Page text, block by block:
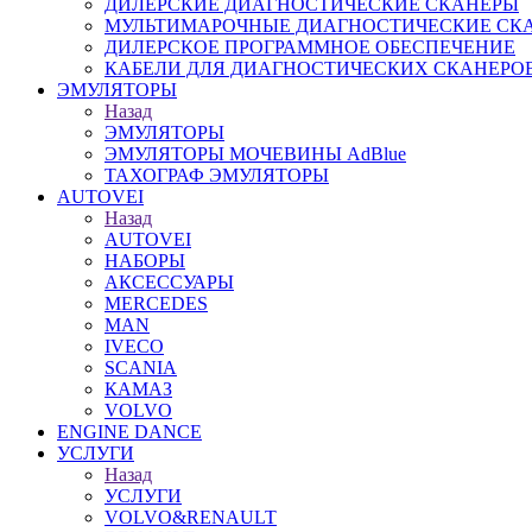
ДИЛЕРСКИЕ ДИАГНОСТИЧЕСКИЕ СКАНЕРЫ
МУЛЬТИМАРОЧНЫЕ ДИАГНОСТИЧЕСКИЕ
ДИЛЕРСКОЕ ПРОГРАММНОЕ ОБЕСПЕЧЕНИЕ
КАБЕЛИ ДЛЯ ДИАГНОСТИЧЕСКИХ
ЭМУЛЯТОРЫ
Назад
ЭМУЛЯТОРЫ
ЭМУЛЯТОРЫ МОЧЕВИНЫ АdBlue
ТАХОГРАФ ЭМУЛЯТОРЫ
AUTOVEI
Назад
AUTOVEI
НАБОРЫ
АКСЕССУАРЫ
MERCEDES
MAN
IVECO
SCANIA
КАМАЗ
VOLVO
ENGINE DANCE
УСЛУГИ
Назад
УСЛУГИ
VOLVO&RENAULT